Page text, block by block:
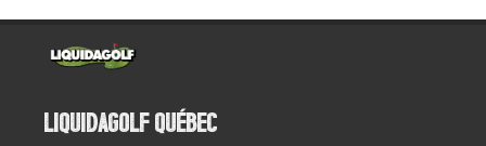
Liquidagolf Québec